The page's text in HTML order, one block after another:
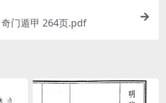
门遁甲 264页.pdf